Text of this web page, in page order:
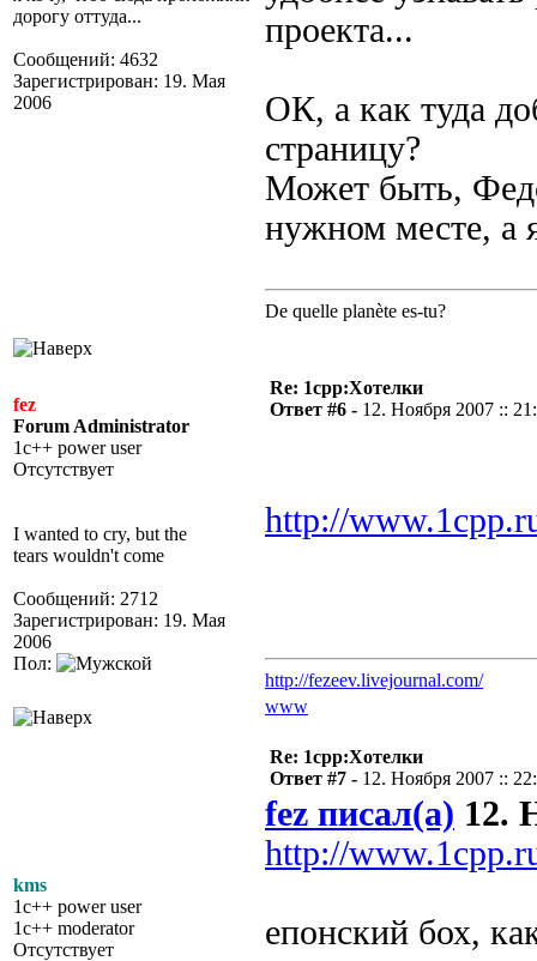
дорогу оттуда...
Сообщений: 4632
Зарегистрирован: 19. Мая
2006
проекта...
ОК, а как туда
страницу?
Может быть,
нужном месте, а
De quelle planète es-tu?
fez
Forum Administrator
1c++ power user
Отсутствует
I wanted to cry, but the
tears wouldn't come
Сообщений: 2712
Зарегистрирован: 19. Мая
2006
Пол:
Re: 1cpp:Хотелки
Ответ #6 - 12. Ноября 2007 ::
http://
http://fezeev.livejournal.com/
www
kms
1c++ power user
1c++ moderator
Отсутствует
Re: 1cpp:Хотелки
Ответ #7 - 12. Ноября 2007 ::
fez писал(а) 12.
http://
епонский бох,